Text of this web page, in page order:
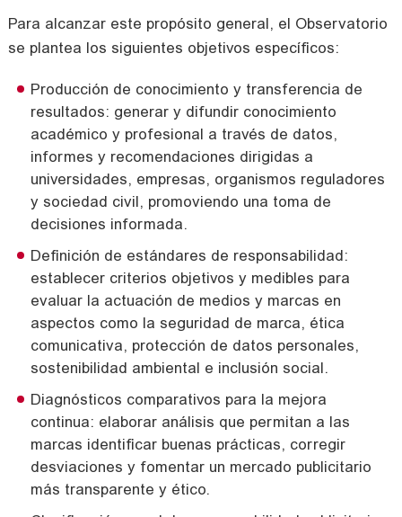
Para alcanzar este propósito general, el Observatorio
se plantea los siguientes objetivos específicos:
Producción de conocimiento y transferencia de
resultados: generar y difundir conocimiento
académico y profesional a través de datos,
informes y recomendaciones dirigidas a
universidades, empresas, organismos reguladores
y sociedad civil, promoviendo una toma de
decisiones informada.
Definición de estándares de responsabilidad:
establecer criterios objetivos y medibles para
evaluar la actuación de medios y marcas en
aspectos como la seguridad de marca, ética
comunicativa, protección de datos personales,
sostenibilidad ambiental e inclusión social.
Diagnósticos comparativos para la mejora
continua: elaborar análisis que permitan a las
marcas identificar buenas prácticas, corregir
desviaciones y fomentar un mercado publicitario
más transparente y ético.